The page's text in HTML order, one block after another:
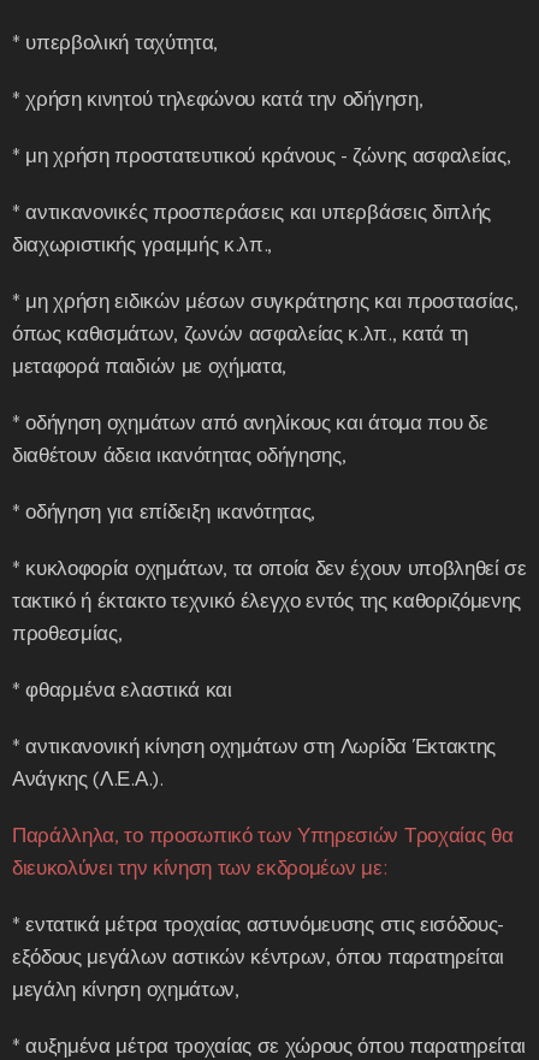
* υπερβολική ταχύτητα,
* χρήση κινητού τηλεφώνου κατά την οδήγηση,
* μη χρήση προστατευτικού κράνους - ζώνης ασφαλείας,
* αντικανονικές προσπεράσεις και υπερβάσεις διπλής
διαχωριστικής γραμμής κ.λπ.,
* μη χρήση ειδικών μέσων συγκράτησης και προστασίας,
όπως καθισμάτων, ζωνών ασφαλείας κ.λπ., κατά τη
μεταφορά παιδιών με οχήματα,
* οδήγηση οχημάτων από ανηλίκους και άτομα που δε
διαθέτουν άδεια ικανότητας οδήγησης,
* οδήγηση για επίδειξη ικανότητας,
* κυκλοφορία οχημάτων, τα οποία δεν έχουν υποβληθεί σε
τακτικό ή έκτακτο τεχνικό έλεγχο εντός της καθοριζόμενης
προθεσμίας,
* φθαρμένα ελαστικά και
* αντικανονική κίνηση οχημάτων στη Λωρίδα Έκτακτης
Ανάγκης (Λ.Ε.Α.).
Παράλληλα, το προσωπικό των Υπηρεσιών Τροχαίας θα
διευκολύνει την κίνηση των εκδρομέων με:
* εντατικά μέτρα τροχαίας αστυνόμευσης στις εισόδους-
εξόδους μεγάλων αστικών κέντρων, όπου παρατηρείται
μεγάλη κίνηση οχημάτων,
* αυξημένα μέτρα τροχαίας σε χώρους όπου παρατηρείται